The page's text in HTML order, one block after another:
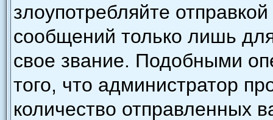
злоупотребляйте
сообщений только лишь
свое звание. Подобными
того, что администратор
количество отправленных